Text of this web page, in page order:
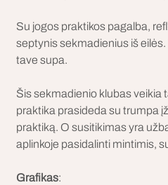
Su jogos praktikos pagalba,
septynis sekmadienius iš
tave supa.
Šis sekmadienio klubas veikia
praktika prasideda su trumpa
praktiką. O susitikimas yra
aplinkoje pasidalinti mintimis,
Grafikas: